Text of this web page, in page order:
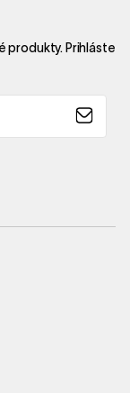
produkty. Prihláste